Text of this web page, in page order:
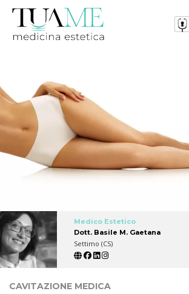
Medico Estetico
Dott. Basile M. Gaetana
Settimo (CS)
CAVITAZIONE MEDICA